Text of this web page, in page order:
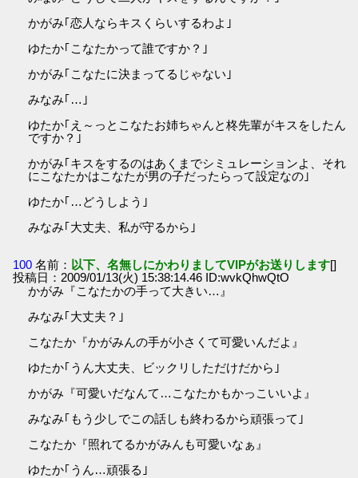
かがみ｢恋人ならキスくらいするわよ｣
ゆたか｢こなたかって誰ですか？｣
かがみ｢こなたに決まってるじゃない｣
みなみ｢…｣
ゆたか｢え～っとこなたお姉ちゃんと柊先輩がキスをしたん
ですか？｣
かがみ｢キスをするのはあくまでシミュレーションよ、それ
にこなたかはこなたが男の子だったらって設定なの｣
ゆたか｢…どうしよう｣
みなみ｢大丈夫、私が守るから｣
100 名前： 以下、名無しにかわりましてVIPがお送りします[]
投稿日：2009/01/13(火) 15:38:14.46 ID:wvkQhwQtO
かがみ『こなたかの手って大きい…』
みなみ｢大丈夫？｣
こなたか『かがみんの手が小さくて可愛いんだよ』
ゆたか｢うん大丈夫、ビックリしただけだから｣
かがみ『可愛いだなんて…こなたかもかっこいいよ』
みなみ｢もう少しでこの話しも終わるから頑張って｣
こなたか『照れてるかがみんも可愛いなぁ』
ゆたか｢うん…頑張る｣